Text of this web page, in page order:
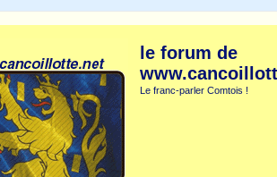
le forum de
Le franc-parler Comtois !